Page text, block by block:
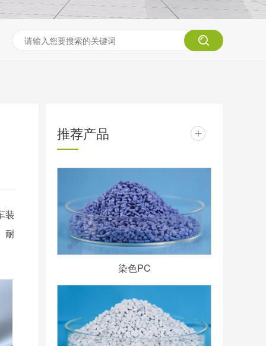
装
耐
推荐产品 +
染色PC